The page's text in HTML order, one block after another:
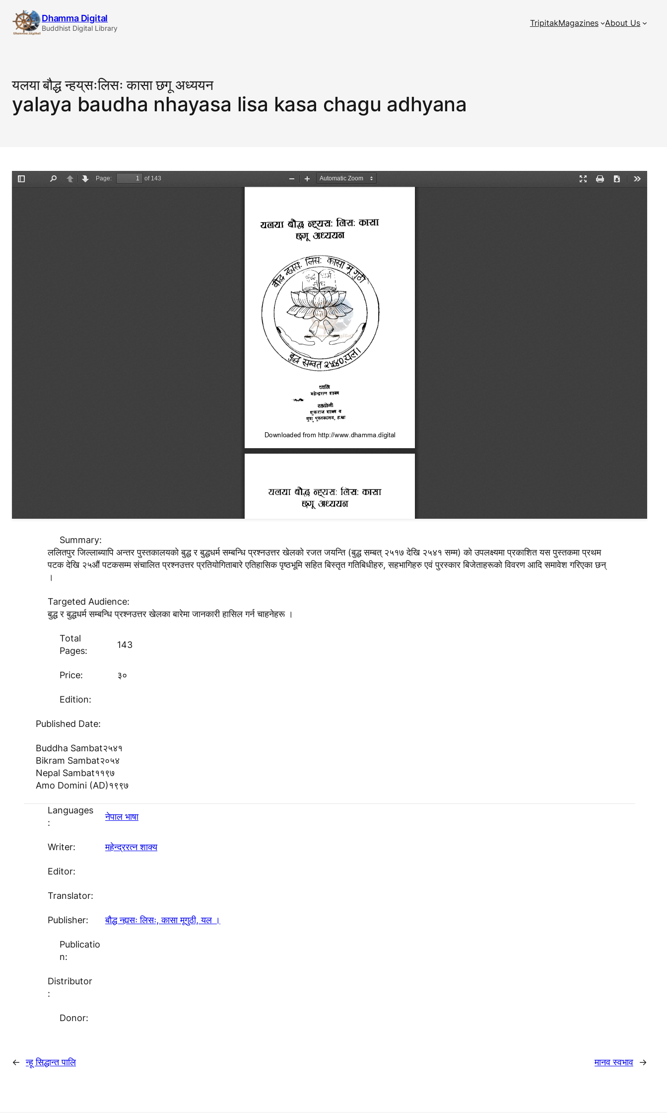
content
Dhamma Digital
Buddhist Digital Library TripitakMagazines About Us
यलया बौद्ध न्हय्‌सःलिसः कासा छगू अध्ययन
yalaya baudha nhayasa lisa kasa chagu adhyana
Summary:
ललितपुर जिल्लाब्यापि अन्तर पुस्तकालयको बुद्ध र बुद्धधर्म सम्बन्धि प्रश्नउत्तर खेलको रजत जयन्ति (बुद्ध सम्बत् २५१७ देखि २५४१ सम्म) को उपलक्ष्यमा प्रकाशित यस पुस्तकमा प्रथम
पटक देखि २५औं पटकसम्म संचालित प्रश्नउत्तर प्रतियोगिताबारे एतिहासिक पृष्ठभूमि सहित बिस्तृत गतिबिधीहरु, सहभागिहरु एवं पुरस्कार बिजेताहरूकाे विवरण आदि समावेश गरिएका छन्
।
Targeted Audience:
बुद्ध र बुद्धधर्म सम्बन्धि प्रश्नउत्तर खेलका बारेमा जानकारी हासिल गर्न चाहनेहरू ।
Total
Pages:
143
Price: ३०
Edition:
Published Date:
Buddha Sambat२५४१
Bikram Sambat२०५४
Nepal Sambat११९७
Amo Domini (AD)१९९७
Languages
:
नेपाल भाषा
Writer: महेन्द्ररत्न शाक्य
Editor:
Translator:
Publisher: बौद्ध न्ह्यसः लिसः, कासा मूगुठी, यल ।
Publicatio
n:
Distributor
:
Donor:
← न्हू सिद्धान्त पालि मानव स्वभाव →